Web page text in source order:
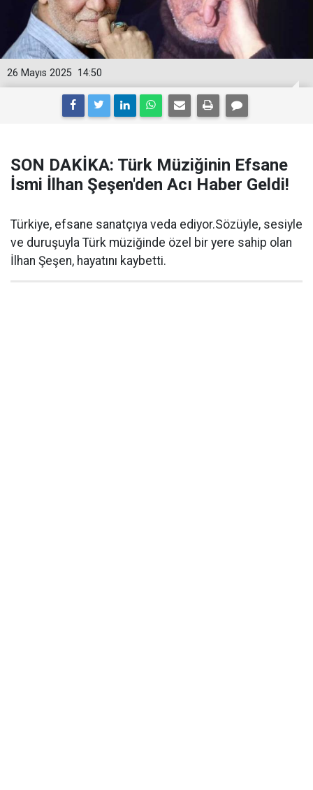
14:50
26 Mayıs 2025
SON DAKİKA: Türk Müziğinin Efsane
İsmi İlhan Şeşen'den Acı Haber Geldi!
Türkiye, efsane sanatçıya veda ediyor.Sözüyle, sesiyle
ve duruşuyla Türk müziğinde özel bir yere sahip olan
İlhan Şeşen, hayatını kaybetti.